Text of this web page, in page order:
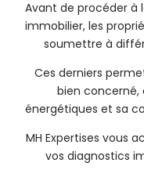
Avant de procéder à
immobilier, les
soumettre à
Ces derniers
bien concerné,
énergétiques et sa
MH Expertises vous
vos diagnostics